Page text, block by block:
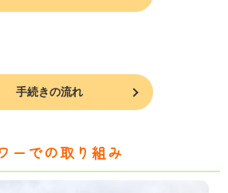
手続きの流れ
ーでの取り組み